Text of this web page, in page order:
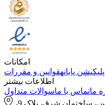
امکانات
اپلیکیشن پایانهقوانین و مقررات
اطلاعات بیشتر
ماتماس با ماسوالات متداول